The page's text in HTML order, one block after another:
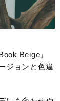
Beige」
ジョンと色違